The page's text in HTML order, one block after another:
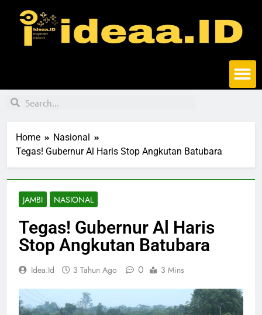
Home
Nasional
Tegas! Gubernur Al Haris Stop Angkutan Batubara
JAMBI NASIONAL
Tegas! Gubernur Al Haris
Stop Angkutan Batubara
Idea.id 3 Tahun Ago 0 3 Mins